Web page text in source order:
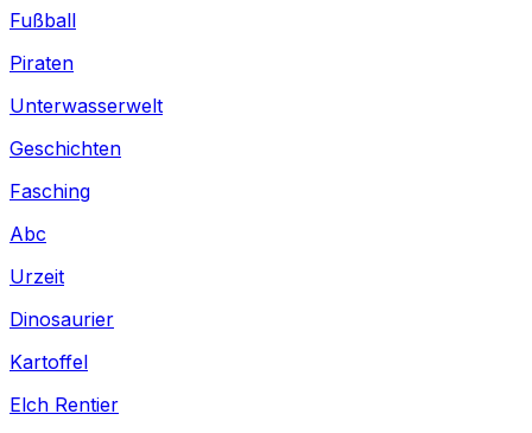
Fußball
Piraten
Unterwasserwelt
Geschichten
Fasching
Abc
Urzeit
Dinosaurier
Kartoffel
Elch Rentier